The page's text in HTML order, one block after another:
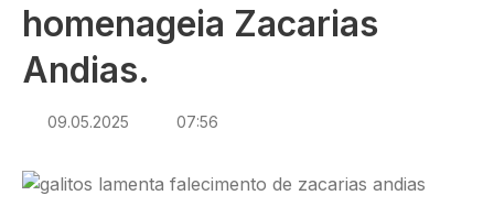
homenageia Zacarias
Andias.
09.05.2025 07:56
Imagem